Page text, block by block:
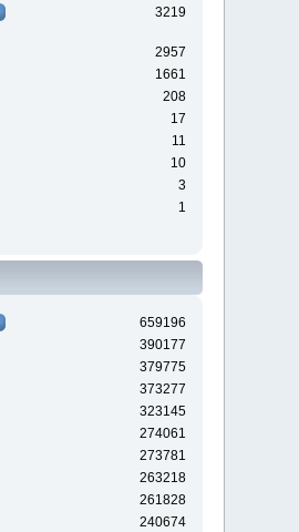
3219
2957
1661
208
17
11
10
3
1
659196
390177
379775
373277
323145
274061
273781
263218
261828
240674